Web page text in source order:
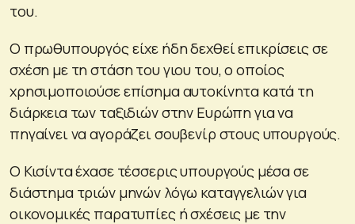
του.
Ο πρωθυπουργός είχε ήδη δεχθεί επικρίσεις σε
σχέση με τη στάση του γιου του, ο οποίος
χρησιμοποιούσε επίσημα αυτοκίνητα κατά τη
διάρκεια των ταξιδιών στην Ευρώπη για να
πηγαίνει να αγοράζει σουβενίρ στους υπουργούς.
Ο Κισίντα έχασε τέσσερις υπουργούς μέσα σε
διάστημα τριών μηνών λόγω καταγγελιών για
οικονομικές παρατυπίες ή σχέσεις με την